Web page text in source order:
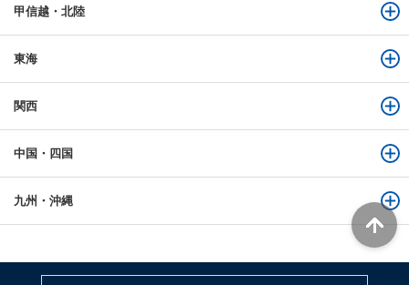
甲信越・北陸
東海
関西
中国・四国
九州・沖縄